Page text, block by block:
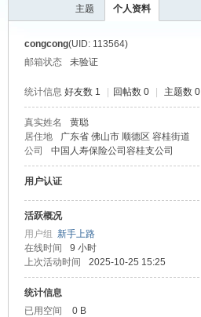
主题 个人资料
congcong(UID: 113564)
邮箱状态
未验证
统计信息 好友数 1 回帖数 0 主题数 0
真实姓名 黄聪
居住地
广东省 佛山市 顺德区 容桂街道
公司
中国人寿保险公司容桂支公司
用户认证
活跃概况
用户组 新手上路
在线时间
9 小时
上次活动时间
2025-10-25 15:25
统计信息
已用空间
0 B